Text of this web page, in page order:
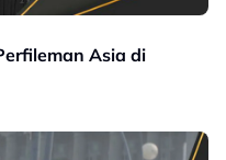
Asia di